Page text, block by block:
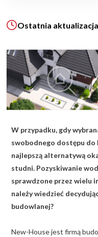
Ogrody
KALKULATOR
BLOG
O NAS
KONAKT
ZAPISZ SIĘ
Ostatnia
W przypadku, gdy
swobodnego dostępu
najlepszą alternatywą
studni. Pozyskiwanie
sprawdzone przez wielu
należy wiedzieć
budowlanej?
New-House jest firmą